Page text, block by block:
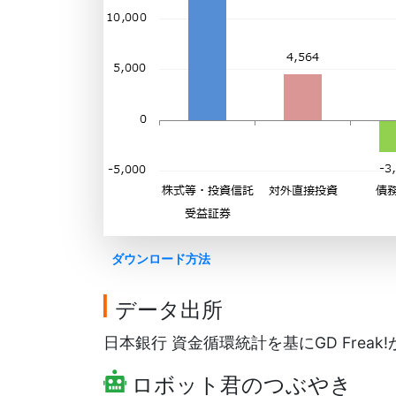
ダウンロード方法
データ出所
日本銀行 資金循環統計を基にGD Freak!
ロボット君のつぶやき